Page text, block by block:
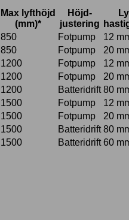
Max lyfthöjd
(mm)*
Höjd-
justering
850 Fotpump 12
850 Fotpump 20
1200 Fotpump 12
1200 Fotpump 20
1200 Batteridrift 80
1500 Fotpump 12
1500 Fotpump 20
1500 Batteridrift 80
1500 Batteridrift 60